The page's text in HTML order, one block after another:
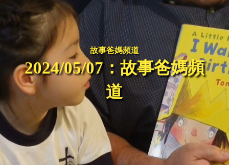
故事爸媽頻道
2024/05/07：故事爸媽頻
道